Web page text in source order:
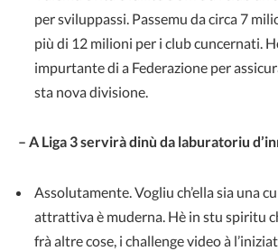
per sviluppassi. Passemu da circa 7
più di 12 milioni per i club cuncernati.
impurtante di a Federazione per
sta nova divisione.
– A Liga 3 servirà dinù da laburatoriu
Assolutamente. Vogliu ch’ella sia una
attrattiva è muderna. Hè in stu spiritu
frà altre cose, i challenge video à